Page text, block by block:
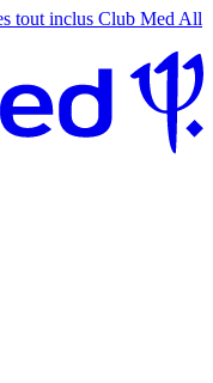
tout inclus Club Med All